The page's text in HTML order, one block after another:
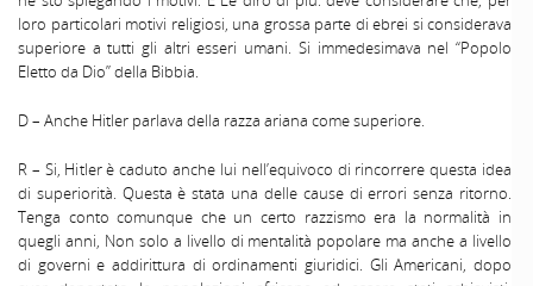
loro particolari motivi religiosi, una grossa parte di ebrei si considerava
superiore a tutti gli altri esseri umani. Si immedesimava nel “Popolo
Eletto da Dio” della Bibbia.
D – Anche Hitler parlava della razza ariana come superiore.
R – Si, Hitler è caduto anche lui nell’equivoco di rincorrere questa idea
di superiorità. Questa è stata una delle cause di errori senza ritorno.
Tenga conto comunque che un certo razzismo era la normalità in
quegli anni, Non solo a livello di mentalità popolare ma anche a livello
di governi e addirittura di ordinamenti giuridici. Gli Americani, dopo